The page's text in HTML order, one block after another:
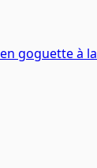
goguette à la